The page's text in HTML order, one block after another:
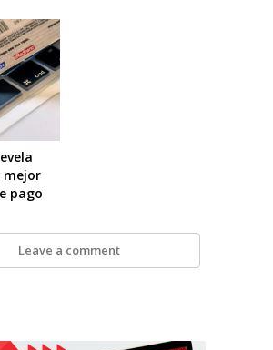
mejor
pago
Leave a comment